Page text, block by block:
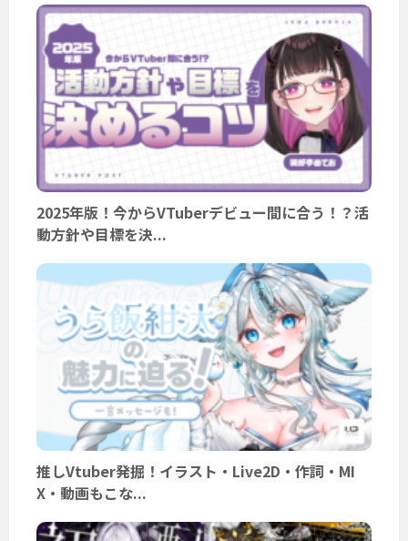
2025年版！今からVTuberデビュー間に合う！？活
動方針や目標を決...
推しVtuber発掘！イラスト・Live2D・作詞・MI
X・動画もこな...